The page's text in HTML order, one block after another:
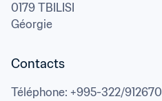
0179 TBILISI
Géorgie
Contacts
Téléphone: +995-322/912670